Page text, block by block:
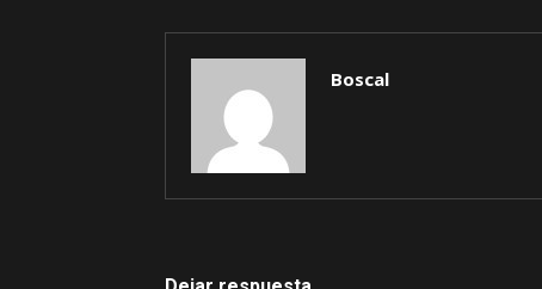
Boscal